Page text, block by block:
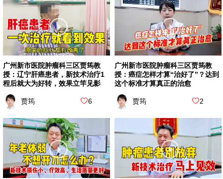
广州新市医院肿瘤科三区贾筠教
授：辽宁肝癌患者，新技术治疗1
程后就大为好转，效果立竿见影
贾筠 6
广州新市医院肿瘤科三区贾筠教
授：癌症怎样才算“治好了”？达到
这个标准才算真正的治愈
贾筠 2